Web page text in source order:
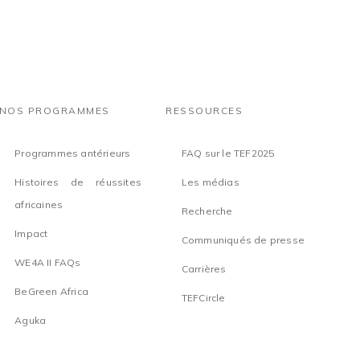
NOS PROGRAMMES
Programmes antérieurs
Histoires de réussites
africaines
Impact
WE4A II FAQs
BeGreen Africa
Aguka
RESSOURCES
FAQ sur le TEF2025
Les médias
Recherche
Communiqués de presse
Carrières
TEFCircle